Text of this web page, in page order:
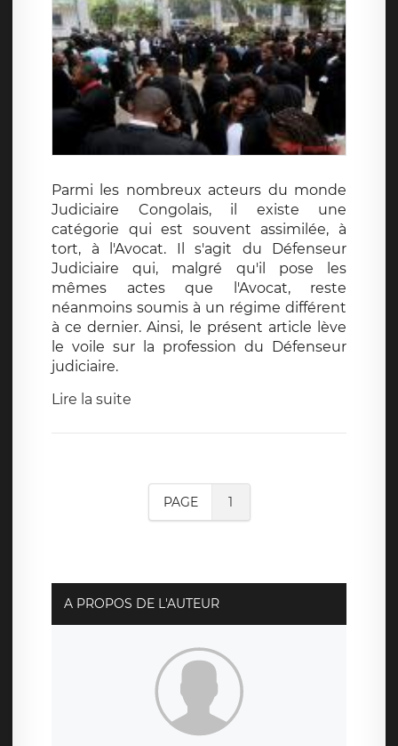
Parmi les nombreux acteurs du monde
Judiciaire Congolais, il existe une
catégorie qui est souvent assimilée, à
tort, à l'Avocat. Il s'agit du Défenseur
Judiciaire qui, malgré qu'il pose les
mêmes actes que l'Avocat, reste
néanmoins soumis à un régime différent
à ce dernier. Ainsi, le présent article lève
le voile sur la profession du Défenseur
judiciaire.
Lire la suite
PAGE 1
A PROPOS DE L'AUTEUR